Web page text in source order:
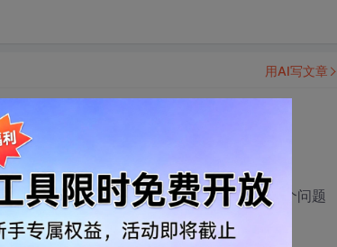
，创建一个URI作甚用？还有验证URI。这个问题
用AI写文章